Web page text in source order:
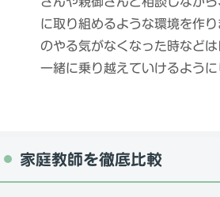
に取り組めるような環境を作
のやる気がなくなった時などは
一緒に乗り越えていけるように
家庭教師を徹底比較